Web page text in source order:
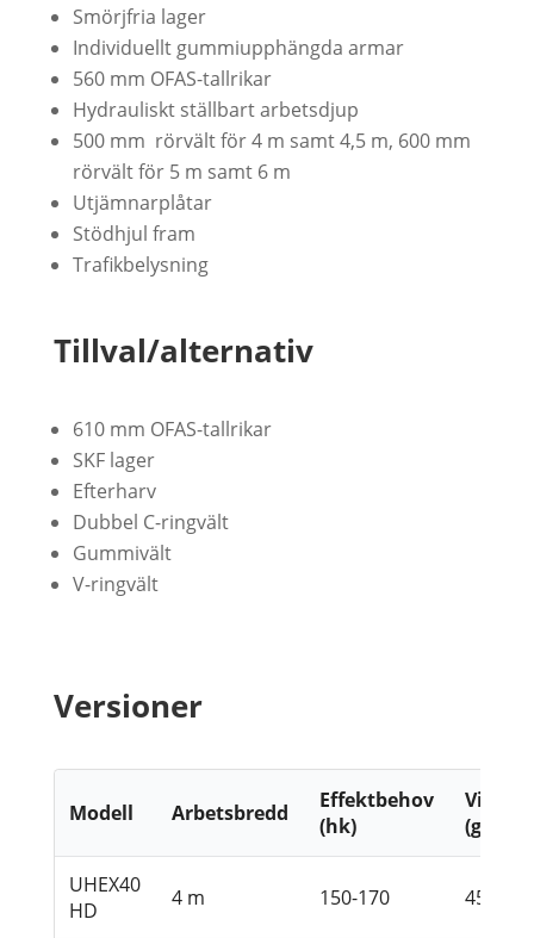
Smörjfria lager
Individuellt gummiupphängda armar
560 mm OFAS-tallrikar
Hydrauliskt ställbart arbetsdjup
500 mm rörvält för 4 m samt 4,5 m, 600 mm
rörvält för 5 m samt 6 m
Utjämnarplåtar
Stödhjul fram
Trafikbelysning
Tillval/alternativ
610 mm OFAS-tallrikar
SKF lager
Efterharv
Dubbel C-ringvält
Gummivält
V-ringvält
Versioner
Modell Arbetsbredd
Effektbehov
(hk)
Vikt kg
UHEX40
HD
4 m 150-170 4500